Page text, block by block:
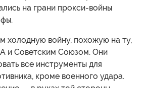
на грани прокси-войны
холодную войну, похожую на ту,
и Советским Союзом. Они
все инструменты для
кроме военного удара.